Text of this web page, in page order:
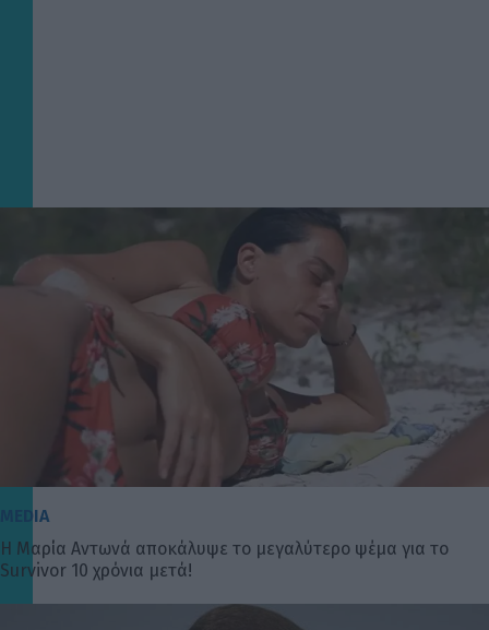
MEDIA
Η Μαρία Αντωνά αποκάλυψε το μεγαλύτερο ψέμα για το
Survivor 10 χρόνια μετά!